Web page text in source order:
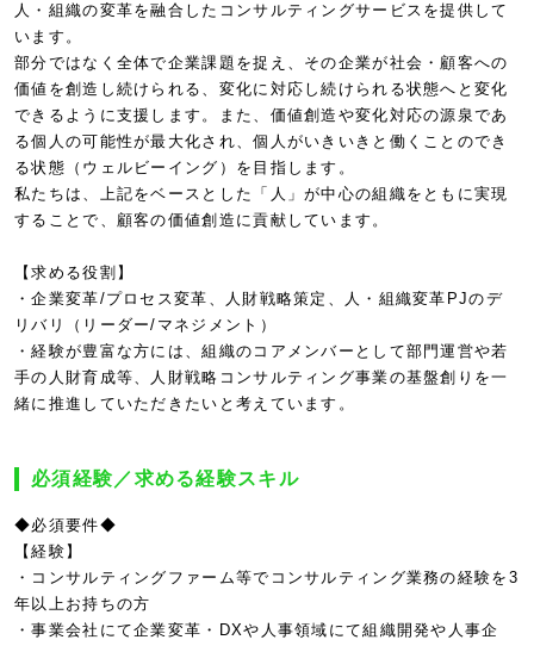
人・組織の変革を融合したコンサルティングサービスを提供して
います。
部分ではなく全体で企業課題を捉え、その企業が社会・顧客への
価値を創造し続けられる、変化に対応し続けられる状態へと変化
できるように支援します。また、価値創造や変化対応の源泉であ
る個人の可能性が最大化され、個人がいきいきと働くことのでき
る状態（ウェルビーイング）を目指します。
私たちは、上記をベースとした「人」が中心の組織をともに実現
することで、顧客の価値創造に貢献しています。
【求める役割】
・企業変革/プロセス変革、人財戦略策定、人・組織変革PJのデ
リバリ（リーダー/マネジメント）
・経験が豊富な方には、組織のコアメンバーとして部門運営や若
手の人財育成等、人財戦略コンサルティング事業の基盤創りを一
緒に推進していただきたいと考えています。
必須経験／求める経験スキル
◆必須要件◆
【経験】
・コンサルティングファーム等でコンサルティング業務の経験を3
年以上お持ちの方
・事業会社にて企業変革・DXや人事領域にて組織開発や人事企